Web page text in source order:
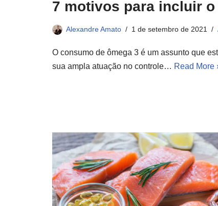
7 motivos para incluir
Alexandre Amato 1 de setembro de 2021
O consumo de ômega 3 é um assunto que
sua ampla atuação no controle… Read More